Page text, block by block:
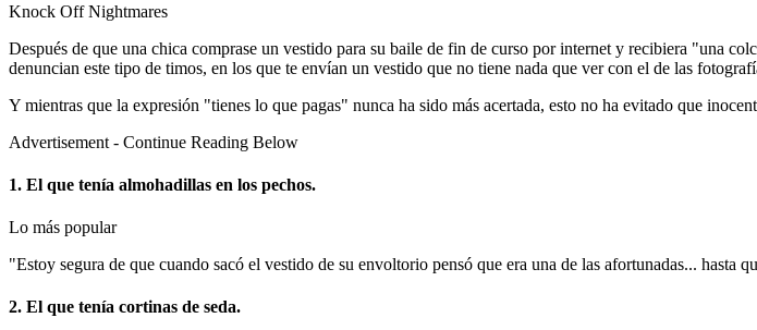
Knock Off Nightmares
Después de que una chica comprase un vestido para su baile de fin de curso por internet y recibiera "una
denuncian este tipo de timos, en los que te envían un vestido que no tiene nada que ver con el de las
Y mientras que la expresión "tienes lo que pagas" nunca ha sido más acertada, esto no ha evitado que
Advertisement - Continue Reading Below
1. El que tenía almohadillas en los pechos.
Lo más popular
"Estoy segura de que cuando sacó el vestido de su envoltorio pensó que era una de las afortunadas... hasta
2. El que tenía cortinas de seda.